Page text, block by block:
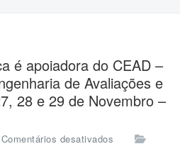
é apoiadora do CEAD –
de Avaliações e
28 e 29 de Novembro –
Comentários desativados